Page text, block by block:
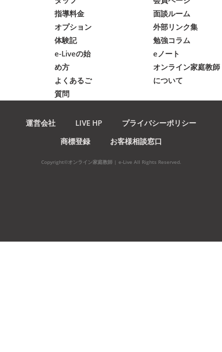
指導料金
オプション
体験記
e-Liveの始
め方
よくあるご
質問
面談ルーム
外部リンク集
勉強コラム
eノート
オンライン家庭教師
について
運営会社 LIVE HP
プライバシーポリシー
商標登録
お客様相談窓口
Copyright©オンライン家庭教師 | e-Live All Rights Reserved.